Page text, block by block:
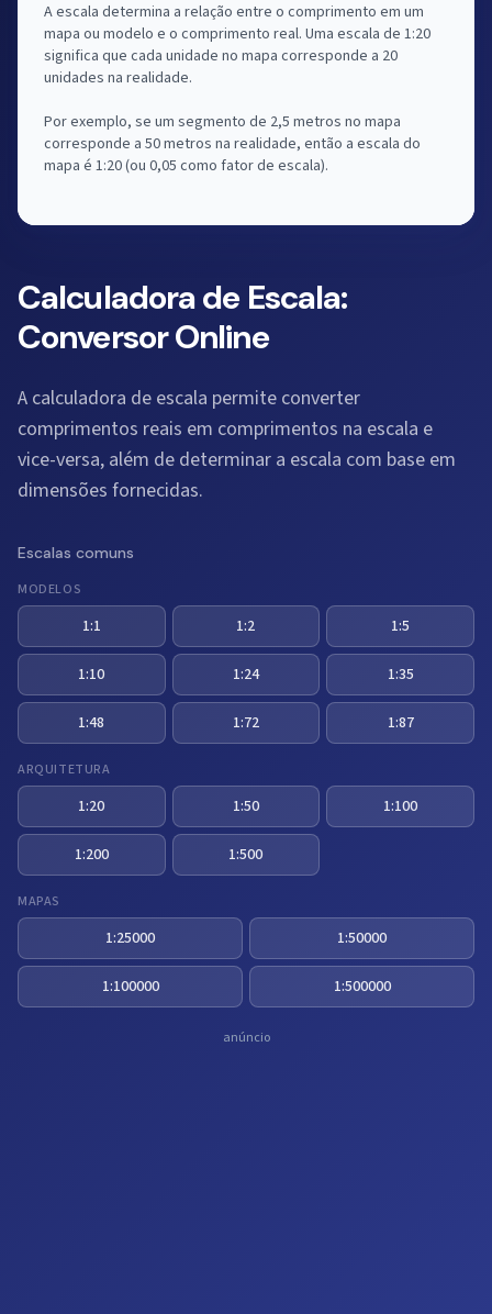
Calculadora de Escala:
Conversor Online
A calculadora de escala permite converter
comprimentos reais em comprimentos na escala e
vice-versa, além de determinar a escala com base em
dimensões fornecidas.
Escalas comuns
MODELOS
1:1 1:2 1:5
1:10 1:24 1:35
1:48 1:72 1:87
ARQUITETURA
1:20 1:50 1:100
1:200 1:500
MAPAS
1:25000 1:50000
1:100000 1:500000
A escala determina a relação entre o comprimento em um
mapa ou modelo e o comprimento real. Uma escala de 1:20
significa que cada unidade no mapa corresponde a 20
unidades na realidade.
Por exemplo, se um segmento de 2,5 metros no mapa
corresponde a 50 metros na realidade, então a escala do
mapa é 1:20 (ou 0,05 como fator de escala).
anúncio